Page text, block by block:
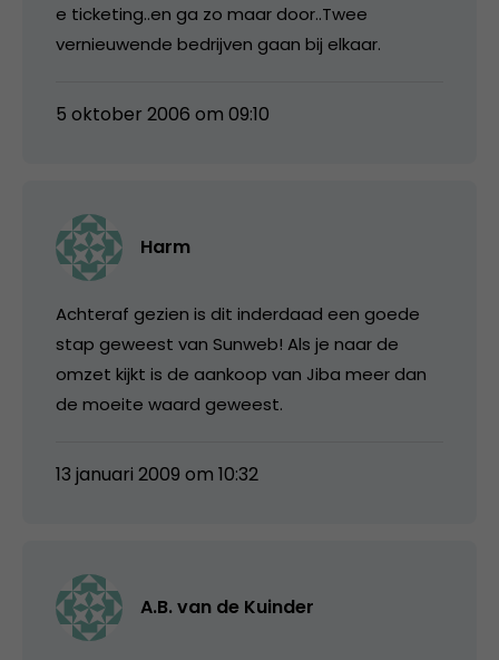
e ticketing..en ga zo maar door..Twee
vernieuwende bedrijven gaan bij elkaar.
5 oktober 2006 om 09:10
Harm
Achteraf gezien is dit inderdaad een goede
stap geweest van Sunweb! Als je naar de
omzet kijkt is de aankoop van Jiba meer dan
de moeite waard geweest.
13 januari 2009 om 10:32
A.B. van de Kuinder